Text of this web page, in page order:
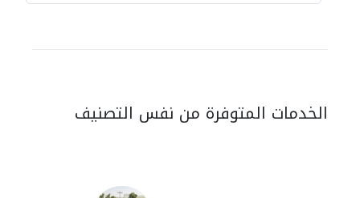
الخدمات المتوفرة من نفس التصنيف